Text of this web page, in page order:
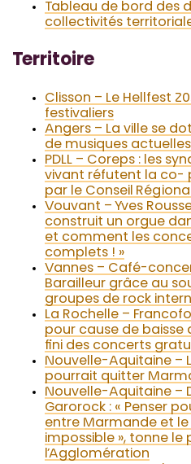
Tableau de bord des
collectivités
Territoire
Clisson – Le Hellfest
festivaliers
Angers – La ville se
de musiques actuelles
PDLL – Coreps : les
vivant réfutent la co-
par le Conseil Régional
Vouvant – Yves
construit un orgue
et comment les
complets ! »
Vannes – Café-
Barailleur grâce au
groupes de rock
La Rochelle –
pour cause de baisse
fini des concerts
Nouvelle-Aquitaine –
pourrait quitter
Nouvelle-Aquitaine –
Garorock : « Penser
entre Marmande et le
impossible », tonne le
l’Agglomération